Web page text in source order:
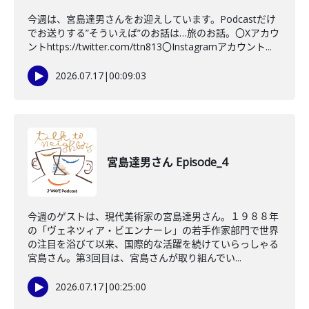
今週は、宮島達男さんをお迎えしています。Podcastだけ
でお送りする”そういえば”のお話は…旅のお話。〇Xアカウ
ントhttps://twitter.com/ttn813〇Instagramアカウント...
2026.07.17|00:09:03
宮島達男さん Episode_4
今週のゲストは、現代美術家の宮島達男さん。１９８８年
の「ヴェネツィア・ビエンナーレ」の若手作家部門で世界
の注目を浴びて以来、国際的な活躍を続けていらっしゃる
宮島さん。第3回目は、宮島さんが取り組んでい...
2026.07.17|00:25:00